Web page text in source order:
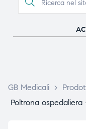
GB Medicali >
Poltrona